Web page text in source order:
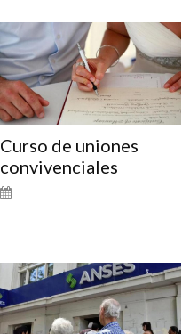
Curso de uniones
convivenciales